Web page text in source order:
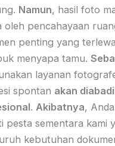
Namun, hasil foto
oleh pencahayaan
penting yang
menyapa tamu.
layanan
spontan akan
. Akibatnya,
pesta sementara kami
kebutuhan